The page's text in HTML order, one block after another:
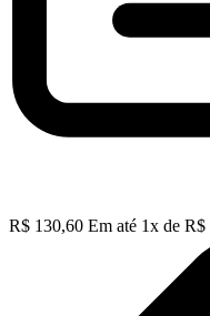
R$ 130,60 Em até 1x de R$